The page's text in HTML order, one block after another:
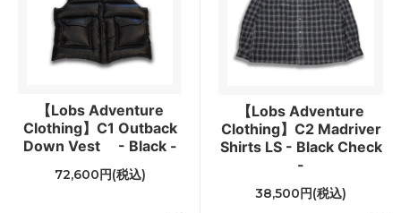
【Lobs Adventure
Clothing】C1 Outback
Down Vest - Black -
72,600円(税込)
【Lobs Adventure
Clothing】C2 Madriver
Shirts LS - Black Check
-
38,500円(税込)